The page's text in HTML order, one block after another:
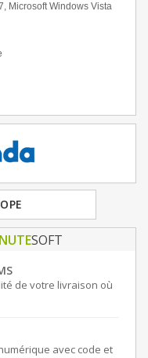
Microsoft Windows Vista
SOFT
de votre livraison où
avec code et